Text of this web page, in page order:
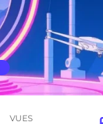
VUES